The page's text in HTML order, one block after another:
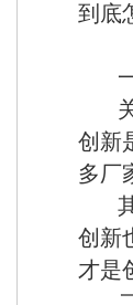
到底
创新
多厂
创新
才是